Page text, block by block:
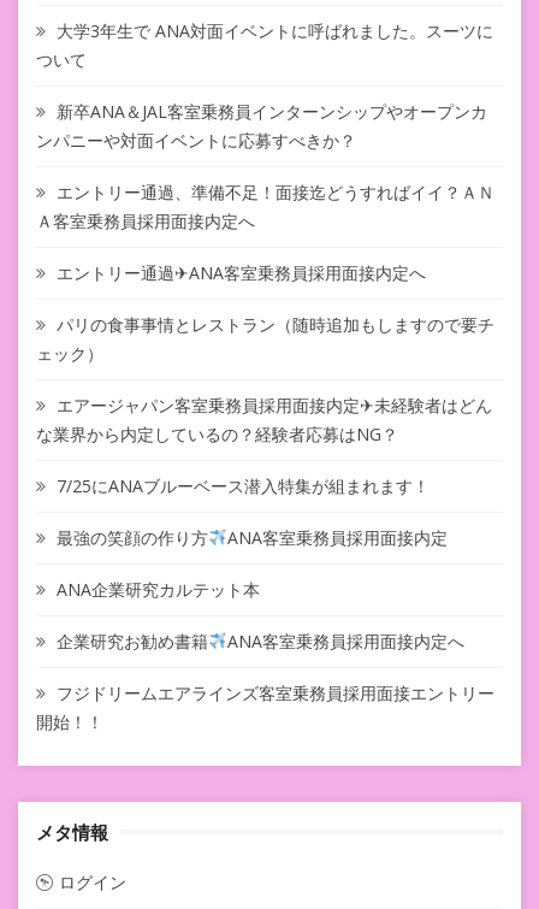
大学3年生で ANA対面イベントに呼ばれました。スーツに
ついて
新卒ANA＆JAL客室乗務員インターンシップやオープンカ
ンパニーや対面イベントに応募すべきか？
エントリー通過、準備不足！面接迄どうすればイイ？ＡＮ
Ａ客室乗務員採用面接内定へ
エントリー通過✈ANA客室乗務員採用面接内定へ
パリの食事事情とレストラン（随時追加もしますので要チ
ェック）
エアージャパン客室乗務員採用面接内定✈未経験者はどん
な業界から内定しているの？経験者応募はNG？
7/25にANAブルーベース潜入特集が組まれます！
最強の笑顔の作り方 ANA客室乗務員採用面接内定
ANA企業研究カルテット本
企業研究お勧め書籍 ANA客室乗務員採用面接内定へ
フジドリームエアラインズ客室乗務員採用面接エントリー
開始！！
メタ情報
ログイン